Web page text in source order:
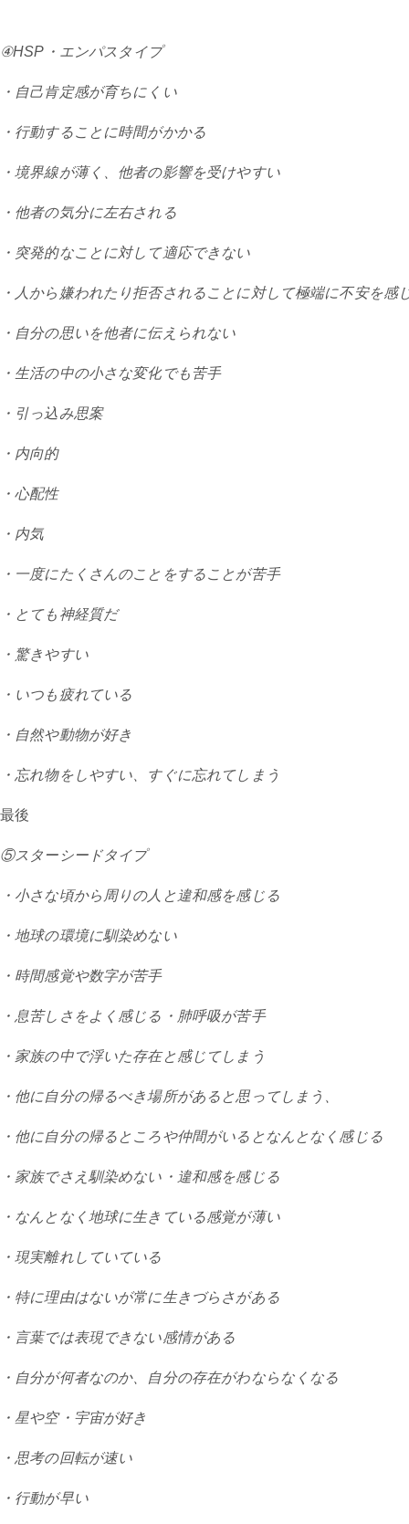
④HSP・エンパスタイプ
・自己肯定感が育ちにくい
・行動することに時間がかかる
・境界線が薄く、他者の影響を受けやすい
・他者の気分に左右される
・突発的なことに対して適応できない
・人から嫌われたり拒否されることに対して極端に不安を感
・自分の思いを他者に伝えられない
・生活の中の小さな変化でも苦手
・引っ込み思案
・内向的
・心配性
・内気
・一度にたくさんのことをすることが苦手
・とても神経質だ
・驚きやすい
・いつも疲れている
・自然や動物が好き
・忘れ物をしやすい、すぐに忘れてしまう
最後
⑤スターシードタイプ
・小さな頃から周りの人と違和感を感じる
・地球の環境に馴染めない
・時間感覚や数字が苦手
・息苦しさをよく感じる・肺呼吸が苦手
・家族の中で浮いた存在と感じてしまう
・他に自分の帰るべき場所があると思ってしまう、
・他に自分の帰るところや仲間がいるとなんとなく感じる
・家族でさえ馴染めない・違和感を感じる
・なんとなく地球に生きている感覚が薄い
・現実離れしていている
・特に理由はないが常に生きづらさがある
・言葉では表現できない感情がある
・自分が何者なのか、自分の存在がわならなくなる
・星や空・宇宙が好き
・思考の回転が速い
・行動が早い